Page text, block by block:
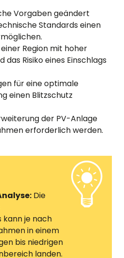
Vorgaben geändert
Standards einen
Region mit hoher
das Risiko eines Einschlags
für eine optimale
einen Blitzschutz
der PV-Anlage
erforderlich werden.
Die
kann je nach
in einem
bis niedrigen
landen.